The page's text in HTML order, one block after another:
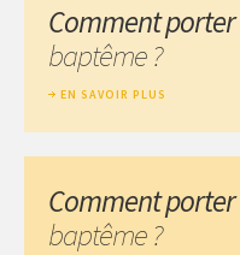
Comment porter
baptême ?
EN SAVOIR PLUS
Comment porter
baptême ?